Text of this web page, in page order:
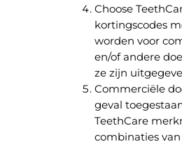
Choose
kortingscodes
worden voor
en/of andere
ze zijn
Commerciële
geval
TeethCare
combinaties